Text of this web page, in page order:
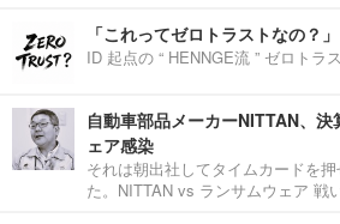
「これってゼロトラストなの？
ID 起点の “ HENNGE流 ” ゼロトラ
自動車部品メーカーNITTAN、
ェア感染
それは朝出社してタイムカードを
た。NITTAN vs ランサムウェア 戦